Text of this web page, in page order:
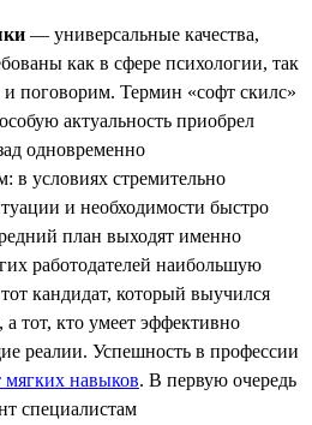
— универсальные качества,
как в сфере психологии, так
поговорим. Термин «софт скилс»
актуальность приобрел
одновременно
в условиях стремительно
и необходимости быстро
план выходят именно
работодателей наибольшую
кандидат, который выучился
тот, кто умеет эффективно
реалии. Успешность в профессии
мягких навыков. В первую очередь
специалистам